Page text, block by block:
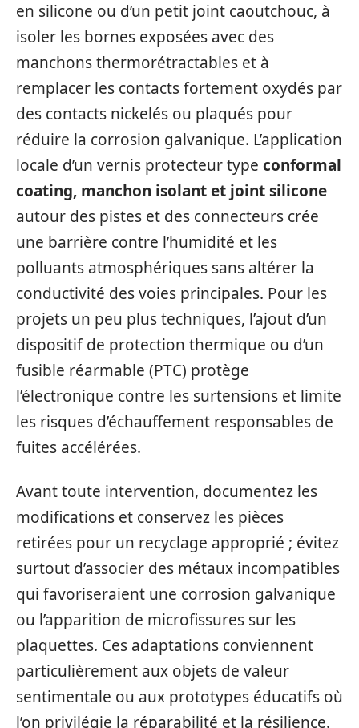
en silicone ou d’un petit joint caoutchouc, à
isoler les bornes exposées avec des
manchons thermorétractables et à
remplacer les contacts fortement oxydés par
des contacts nickelés ou plaqués pour
réduire la corrosion galvanique. L’application
locale d’un vernis protecteur type conformal
coating, manchon isolant et joint silicone
autour des pistes et des connecteurs crée
une barrière contre l’humidité et les
polluants atmosphériques sans altérer la
conductivité des voies principales. Pour les
projets un peu plus techniques, l’ajout d’un
dispositif de protection thermique ou d’un
fusible réarmable (PTC) protège
l’électronique contre les surtensions et limite
les risques d’échauffement responsables de
fuites accélérées.
Avant toute intervention, documentez les
modifications et conservez les pièces
retirées pour un recyclage approprié ; évitez
surtout d’associer des métaux incompatibles
qui favoriseraient une corrosion galvanique
ou l’apparition de microfissures sur les
plaquettes. Ces adaptations conviennent
particulièrement aux objets de valeur
sentimentale ou aux prototypes éducatifs où
l’on privilégie la réparabilité et la résilience.